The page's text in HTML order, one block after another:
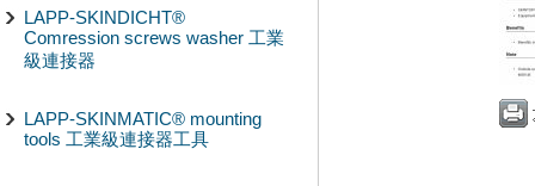
LAPP-SKINDICHT®
Comression screws washer 工業
級連接器
LAPP-SKINMATIC® mounting
tools 工業級連接器工具